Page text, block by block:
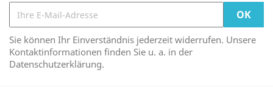
Sie können Ihr Einverständnis jederzeit widerrufen. Unsere
Kontaktinformationen finden Sie u. a. in der
Datenschutzerklärung.